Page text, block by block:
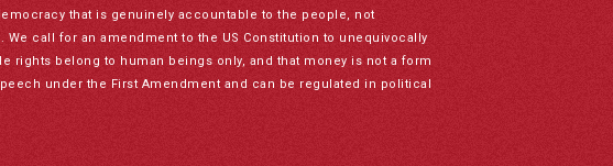
that is genuinely accountable to the people, not
We call for an amendment to the US Constitution to unequivocally
rights belong to human beings only, and that money is not a form
under the First Amendment and can be regulated in political